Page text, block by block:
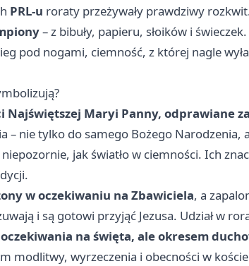
PRL-u roraty przeżywały prawdziwy
– z bibuły, papieru, słoików i
pod nogami, ciemność, z której nagle
Maryi Panny, odprawiane
– nie tylko do samego Bożego Narodzenia,
jak światło w ciemności. Ich
w oczekiwaniu na Zbawiciela, a
i są gotowi przyjąć Jezusa. Udział w
na święta, ale okresem
modlitwy, wyrzeczenia i obecności w